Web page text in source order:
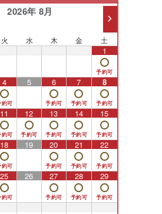
2026年 8月
火 水 木 金 土
1
4 5 6 7 8
11 12 13 14 15
18 19 20 21 22
25 26 27 28 29